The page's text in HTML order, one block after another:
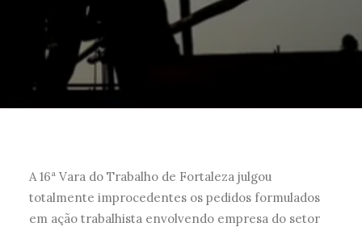
A 16ª Vara do Trabalho de Fortaleza julgou
totalmente improcedentes os pedidos formulados
em ação trabalhista envolvendo empresa do setor